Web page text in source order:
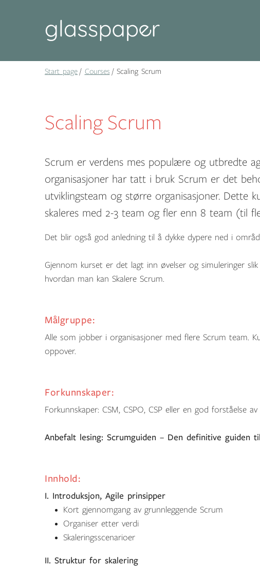
Start page Courses Scaling Scrum
Scaling Scrum
Scrum er verdens mes populære og utbredte
organisasjoner har tatt i bruk Scrum er det
utviklingsteam og større organisasjoner. Dette
skaleres med 2-3 team og fler enn 8 team (til
Det blir også god anledning til å dykke dypere ned i
Gjennom kurset er det lagt inn øvelser og simuleringer
hvordan man kan Skalere Scrum.
Målgruppe:
Alle som jobber i organisasjoner med flere Scrum team.
oppover.
Forkunnskaper:
Forkunnskaper: CSM, CSPO, CSP eller en god forståelse
Anbefalt lesing: Scrumguiden – Den definitive guiden
Innhold:
I. Introduksjon, Agile prinsipper
Kort gjennomgang av grunnleggende Scrum
Organiser etter verdi
Skaleringsscenarioer
II. Struktur for skalering